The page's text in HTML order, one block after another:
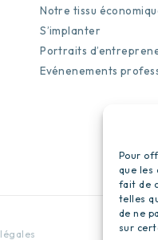
Pour
que les
fait de
telles
de ne
sur
Notre tissu
S’implanter
Portraits
Evénenements